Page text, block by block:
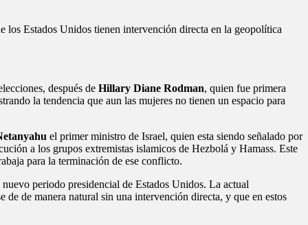
los Estados Unidos tienen intervención directa en la geopolítica
después de Hillary Diane Rodman, quien fue primera
la tendencia que aun las mujeres no tienen un espacio para
el primer ministro de Israel, quien esta siendo señalado por
a los grupos extremistas islamicos de Hezbolá y Hamass. Este
para la terminación de ese conflicto.
periodo presidencial de Estados Unidos. La actual
de manera natural sin una intervención directa, y que en estos